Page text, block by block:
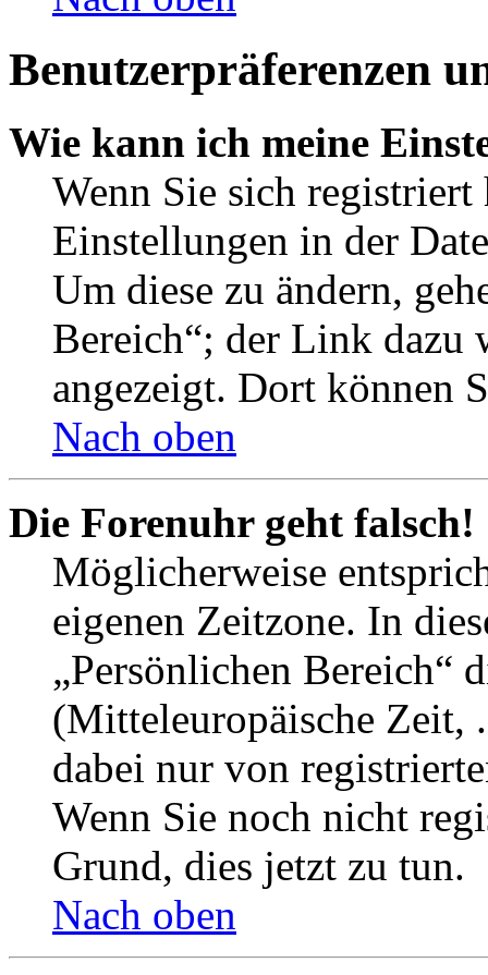
Benutzerpräferenzen
Wie kann ich meine
Wenn Sie sich
Einstellungen in der
Um diese zu ändern,
Bereich“; der Link dazu
angezeigt. Dort können
Nach oben
Die Forenuhr geht falsch!
Möglicherweise
eigenen Zeitzone. In
„Persönlichen Bereich“
(Mitteleuropäische Zeit,
dabei nur von
Wenn Sie noch nicht
Grund, dies jetzt zu tun.
Nach oben